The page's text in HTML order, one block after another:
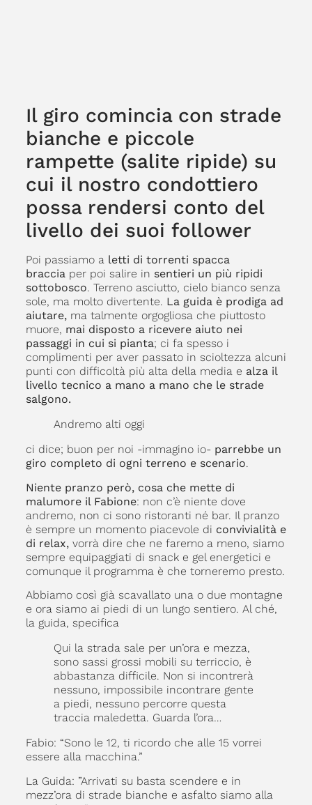
Il giro comincia con strade
bianche e piccole
rampette (salite ripide) su
cui il nostro condottiero
possa rendersi conto del
livello dei suoi follower
Poi passiamo a letti di torrenti spacca
bracciaper poi salire in sentieri un più ripidi
sottobosco. Terreno asciutto, cielo bianco senza
sole, ma molto divertente. La guida è prodiga ad
aiutare, ma talmente orgogliosa che piuttosto
muore, mai disposto a ricevere aiuto nei
passaggi in cui si pianta; ci fa spesso i
complimenti per aver passato in scioltezza alcuni
punti con difficoltà più alta della media e alza il
livello tecnico a mano a mano che le strade
salgono.
Andremo alti oggi
ci dice; buon per noi -immagino io- parrebbe un
giro completo di ogni terreno e scenario.
Niente pranzo però, cosa che mette di
malumore il Fabione: non c’è niente dove
andremo, non ci sono ristoranti né bar. Il pranzo
è sempre un momento piacevole di convivialità e
di relax, vorrà dire che ne faremo a meno, siamo
sempre equipaggiati di snack e gel energetici e
comunque il programma è che torneremo presto.
Abbiamo così già scavallato una o due montagne
e ora siamo ai piedi di un lungo sentiero. Al ché,
la guida, specifica
Qui la strada sale per un’ora e mezza,
sono sassi grossi mobili su terriccio, è
abbastanza difficile. Non si incontrerà
nessuno, impossibile incontrare gente
a piedi, nessuno percorre questa
traccia maledetta. Guarda l’ora…
Fabio: “Sono le 12, ti ricordo che alle 15 vorrei
essere alla macchina.”
La Guida: ”Arrivati su basta scendere e in
mezz’ora di strade bianche e asfalto siamo alla